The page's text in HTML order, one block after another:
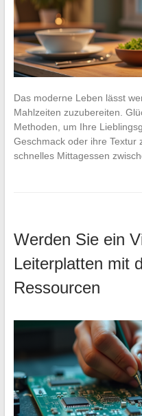
Das moderne Leben lässt
Mahlzeiten zuzubereiten.
Methoden, um Ihre
Geschmack oder ihre Textur
schnelles Mittagessen
Werden Sie ein
Leiterplatten mit
Ressourcen